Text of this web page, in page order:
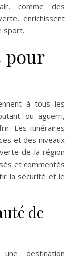
comme des
enrichissent
sport.
pour
à tous les
ou aguerri,
Les itinéraires
et des niveaux
de la région
et commentés
la sécurité et le
de
une destination